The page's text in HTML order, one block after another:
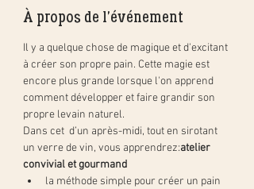
À propos de l'événement
Il y a quelque chose de magique et d'excitant
à créer son propre pain. Cette magie est
encore plus grande lorsque l'on apprend
comment développer et faire grandir son
propre levain naturel.
Dans cet d’un après-midi, tout en sirotant
un verre de vin, vous apprendrez:atelier
convivial et gourmand
la méthode simple pour créer un pain